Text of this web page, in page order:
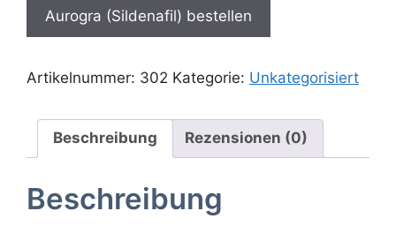
Aurogra (Sildenafil) bestellen
Artikelnummer: 302 Kategorie: Unkategorisiert
Beschreibung Rezensionen (0)
Beschreibung